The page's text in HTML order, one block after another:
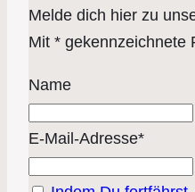
Melde dich hier zu
Mit * gekennzeichnete
Name
E-Mail-Adresse*